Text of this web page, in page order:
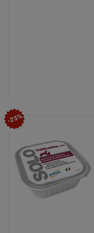
-25%